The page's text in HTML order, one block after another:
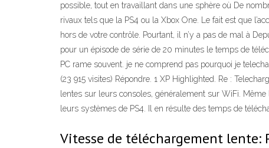
possible, tout en travaillant dans une sphère où De
rivaux tels que la PS4 ou la Xbox One. Le fait est que
hors de votre contrôle. Pourtant, il n’y a pas de mal à
pour un épisode de série de 20 minutes le temps de
PC rame souvent. je ne comprend pas pourquoi je
(23 915 visites) Répondre. 1 XP Highlighted. Re :
lentes sur leurs consoles, généralement sur WiFi.
leurs systèmes de PS4. Il en résulte des temps de
Vitesse de téléchargement lente: